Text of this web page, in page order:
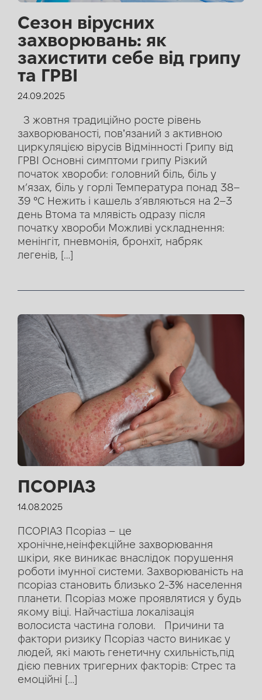
Сезон вірусних
захворювань: як
захистити себе від грипу
та ГРВІ
24.09.2025
З жовтня традиційно росте рівень
захворюваності, повʼязаний з активною
циркуляцією вірусів Відмінності Грипу від
ГРВІ Основні симптоми грипу Різкий
початок хвороби: головний біль, біль у
м’язах, біль у горлі Температура понад 38–
39 °C Нежить і кашель з’являються на 2–3
день Втома та млявість одразу після
початку хвороби Можливі ускладнення:
менінгіт, пневмонія, бронхіт, набряк
легенів, […]
ПСОРІАЗ
14.08.2025
ПСОРІАЗ Псоріаз – це
хронічне,неінфекційне захворювання
шкіри, яке виникає внаслідок порушення
роботи імунної системи. Захворюваність на
псоріаз становить близько 2-3% населення
планети. Псоріаз може проявлятися у будь
якому віці. Найчастіша локалізація
волосиста частина голови. Причини та
фактори ризику Псоріаз часто виникає у
людей, які мають генетичну схильність,під
дією певних тригерних факторів: Стрес та
емоційні […]